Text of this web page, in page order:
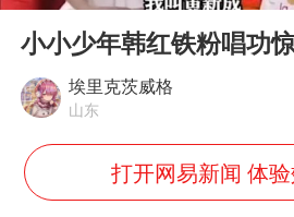
《披荆斩棘
白海豚或提
2025年小
Play
小小少年韩红铁粉唱功
埃里克茨威格
山东
打开网易新闻 体